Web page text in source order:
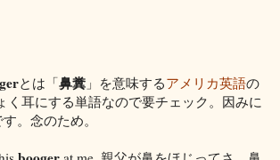
とは「鼻糞 」を意味するアメリカ英語の
耳にする単語なので要チェック。因みに
。念のため。